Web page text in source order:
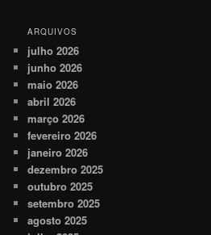
ARQUIVOS
julho 2026
junho 2026
maio 2026
abril 2026
março 2026
fevereiro 2026
janeiro 2026
dezembro 2025
outubro 2025
setembro 2025
agosto 2025